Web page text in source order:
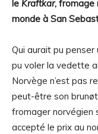
le Kraftkar, fromage
monde à San
Qui aurait pu penser
pu voler la vedette
Norvège n’est pas
peut-être son
fromager norvégien
accepté le prix au